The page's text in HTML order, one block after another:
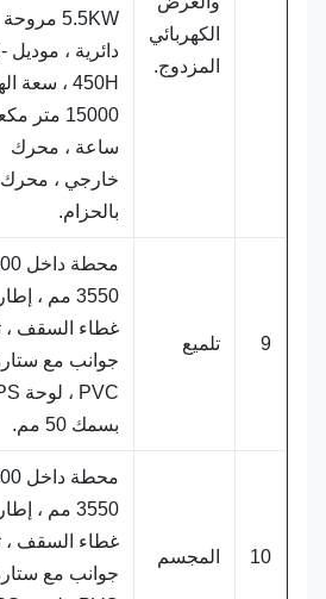
الكهربائي
المزدوج.
5.5KW مروحة
دائرية ، موديل TAE-
450H ، سعة الهواء
15000 متر مكعب /
ساعة ، محرك
خارجي ، محرك
بالحزام.
محطة داخل 7000 ×
3550 مم ، إطار
غطاء السقف ، ثلاثة
جوانب مع ستارة
PVC ، لوحة EPS
بسمك 50 مم.
المجسم
محطة داخل 7000 ×
3550 مم ، إطار
غطاء السقف ، ثلاثة
جوانب مع ستارة